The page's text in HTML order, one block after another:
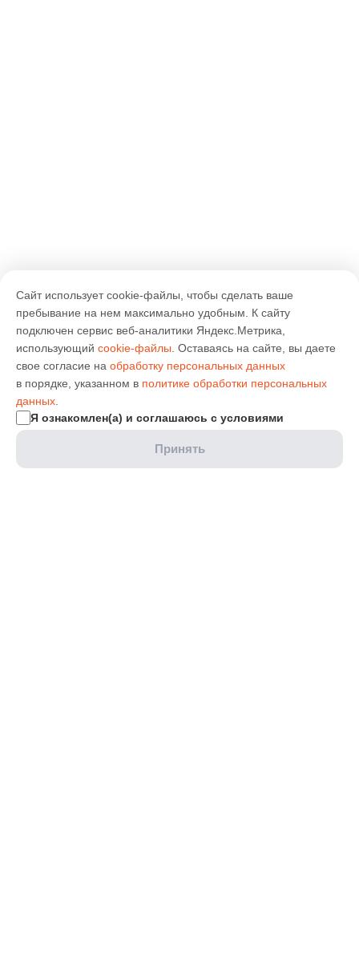
Сайт использует cookie-файлы, чтобы сделать ваше
пребывание на нем максимально удобным. К cайту
подключен сервис веб-аналитики Яндекс.Метрика,
использующий cookie-файлы . Оставаясь на сайте, вы даете
свое согласие на обработку персональных данных
в порядке, указанном в политике обработки персональных
данных
Я ознакомлен(а) и соглашаюсь с условиями
Принять